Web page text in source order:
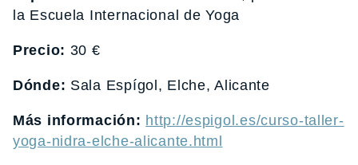
la Escuela Internacional de Yoga
Precio: 30 €
Dónde: Sala Espí­gol, Elche, Alicante
Más información: http://espigol.es/curso-taller-
yoga-nidra-elche-alicante.html